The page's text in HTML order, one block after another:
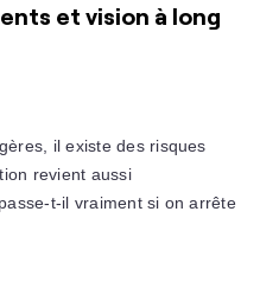
et vision à long
il existe des risques
revient aussi
t-il vraiment si on arrête